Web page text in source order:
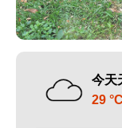
今天
29 °C